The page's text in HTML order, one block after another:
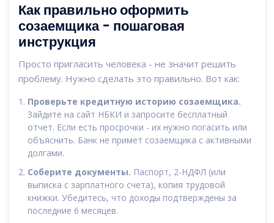
Как правильно оформить
созаемщика - пошаговая
инструкция
Просто пригласить человека - не значит решить
проблему. Нужно сделать это правильно. Вот как:
Проверьте кредитную историю созаемщика.
Зайдите на сайт НБКИ и запросите бесплатный
отчет. Если есть просрочки - их нужно погасить или
объяснить. Банк не примет созаемщика с активными
долгами.
Соберите документы. Паспорт, 2-НДФЛ (или
выписка с зарплатного счета), копия трудовой
книжки. Убедитесь, что доходы подтверждены за
последние 6 месяцев.